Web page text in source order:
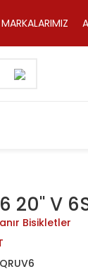
MARKALARIMIZ
20'' V
Bisikletler